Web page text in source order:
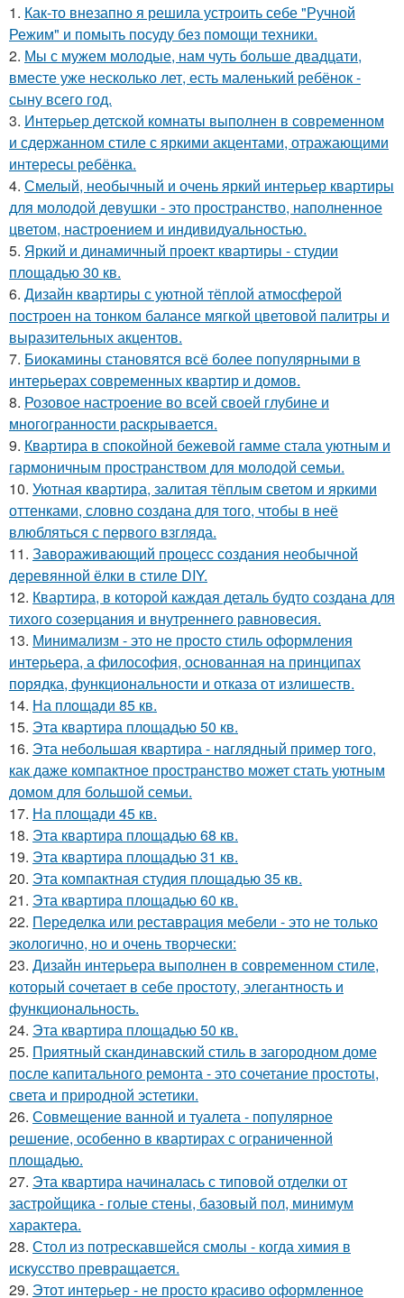
1. Как-то внезапно я решила устроить себе "Ручной
Режим" и помыть посуду без помощи техники.
2. Мы с мужем молодые, нам чуть больше двадцати,
вместе уже несколько лет, есть маленький ребёнок -
сыну всего год.
3. Интерьер детской комнаты выполнен в современном
и сдержанном стиле с яркими акцентами, отражающими
интересы ребёнка.
4. Смелый, необычный и очень яркий интерьер квартиры
для молодой девушки - это пространство, наполненное
цветом, настроением и индивидуальностью.
5. Яркий и динамичный проект квартиры - студии
площадью 30 кв.
6. Дизайн квартиры с уютной тёплой атмосферой
построен на тонком балансе мягкой цветовой палитры и
выразительных акцентов.
7. Биокамины становятся всё более популярными в
интерьерах современных квартир и домов.
8. Розовое настроение во всей своей глубине и
многогранности раскрывается.
9. Квартира в спокойной бежевой гамме стала уютным и
гармоничным пространством для молодой семьи.
10. Уютная квартира, залитая тёплым светом и яркими
оттенками, словно создана для того, чтобы в неё
влюбляться с первого взгляда.
11. Завораживающий процесс создания необычной
деревянной ёлки в стиле DIY.
12. Квартира, в которой каждая деталь будто создана для
тихого созерцания и внутреннего равновесия.
13. Минимализм - это не просто стиль оформления
интерьера, а философия, основанная на принципах
порядка, функциональности и отказа от излишеств.
14. На площади 85 кв.
15. Эта квартира площадью 50 кв.
16. Эта небольшая квартира - наглядный пример того,
как даже компактное пространство может стать уютным
домом для большой семьи.
17. На площади 45 кв.
18. Эта квартира площадью 68 кв.
19. Эта квартира площадью 31 кв.
20. Эта компактная студия площадью 35 кв.
21. Эта квартира площадью 60 кв.
22. Переделка или реставрация мебели - это не только
экологично, но и очень творчески:
23. Дизайн интерьера выполнен в современном стиле,
который сочетает в себе простоту, элегантность и
функциональность.
24. Эта квартира площадью 50 кв.
25. Приятный скандинавский стиль в загородном доме
после капитального ремонта - это сочетание простоты,
света и природной эстетики.
26. Совмещение ванной и туалета - популярное
решение, особенно в квартирах с ограниченной
площадью.
27. Эта квартира начиналась с типовой отделки от
застройщика - голые стены, базовый пол, минимум
характера.
28. Стол из потрескавшейся смолы - когда химия в
искусство превращается.
29. Этот интерьер - не просто красиво оформленное